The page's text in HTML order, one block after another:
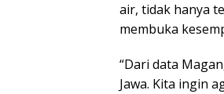
air, tidak hanya
membuka
“Dari data
Jawa. Kita ingin